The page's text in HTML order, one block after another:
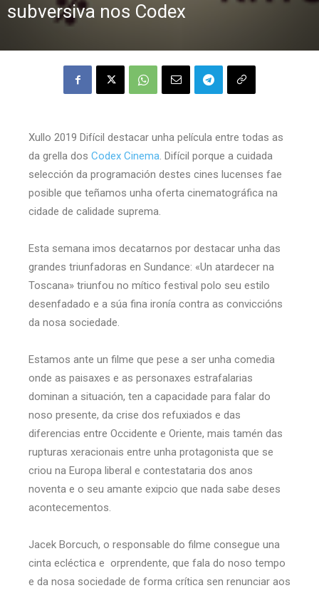
subversiva nos Codex
Xullo 2019 Difícil destacar unha película entre todas as
da grella dos Codex Cinema. Difícil porque a cuidada
selección da programación destes cines lucenses fae
posible que teñamos unha oferta cinematográfica na
cidade de calidade suprema.
Esta semana imos decatarnos por destacar unha das
grandes triunfadoras en Sundance: «Un atardecer na
Toscana» triunfou no mítico festival polo seu estilo
desenfadado e a súa fina ironía contra as conviccións
da nosa sociedade.
Estamos ante un filme que pese a ser unha comedia
onde as paisaxes e as personaxes estrafalarias
dominan a situación, ten a capacidade para falar do
noso presente, da crise dos refuxiados e das
diferencias entre Occidente e Oriente, mais tamén das
rupturas xeracionais entre unha protagonista que se
criou na Europa liberal e contestataria dos anos
noventa e o seu amante exipcio que nada sabe deses
acontecementos.
Jacek Borcuch, o responsable do filme consegue una
cinta ecléctica e orprendente, que fala do noso tempo
e da nosa sociedade de forma crítica sen renunciar aos